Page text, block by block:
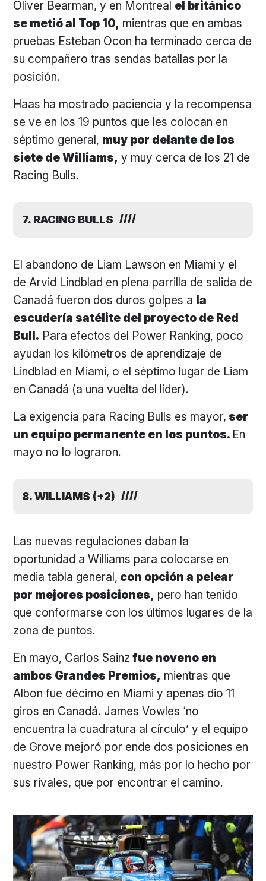
Oliver Bearman, y en Montreal el británico
se metió al Top 10, mientras que en ambas
pruebas Esteban Ocon ha terminado cerca de
su compañero tras sendas batallas por la
posición.
Haas ha mostrado paciencia y la recompensa
se ve en los 19 puntos que les colocan en
séptimo general, muy por delante de los
siete de Williams, y muy cerca de los 21 de
Racing Bulls.
7. RACING BULLS
El abandono de Liam Lawson en Miami y el
de Arvid Lindblad en plena parrilla de salida de
Canadá fueron dos duros golpes a la
escudería satélite del proyecto de Red
Bull. Para efectos del Power Ranking, poco
ayudan los kilómetros de aprendizaje de
Lindblad en Miami, o el séptimo lugar de Liam
en Canadá (a una vuelta del líder).
La exigencia para Racing Bulls es mayor, ser
un equipo permanente en los puntos. En
mayo no lo lograron.
8. WILLIAMS (+2)
Las nuevas regulaciones daban la
oportunidad a Williams para colocarse en
media tabla general, con opción a pelear
por mejores posiciones, pero han tenido
que conformarse con los últimos lugares de la
zona de puntos.
En mayo, Carlos Sainz fue noveno en
ambos Grandes Premios, mientras que
Albon fue décimo en Miami y apenas dio 11
giros en Canadá. James Vowles ‘no
encuentra la cuadratura al círculo’ y el equipo
de Grove mejoró por ende dos posiciones en
nuestro Power Ranking, más por lo hecho por
sus rivales, que por encontrar el camino.